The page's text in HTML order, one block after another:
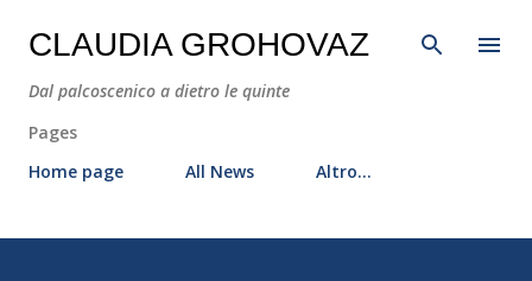
Passa ai contenuti principali
CLAUDIA GROHOVAZ
Dal palcoscenico a dietro le quinte
Pages
Home page
All News Altro…